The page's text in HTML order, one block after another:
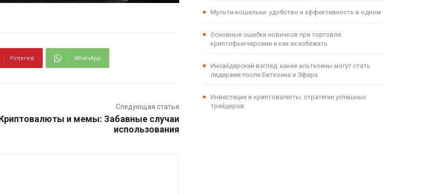
Pinterest WhatsApp
Следующая статья
и мемы: Забавные случаи
использования
Мульти-кошельки: удобство и эффективность в одном
Основные ошибки новичков при торговле
криптофьючерсами и как их избежать
Инсайдерский взгляд: какие альткоины могут стать
лидерами после Биткоина и Эфира
Инвестиции в криптовалюты: стратегии успешных
трейдеров